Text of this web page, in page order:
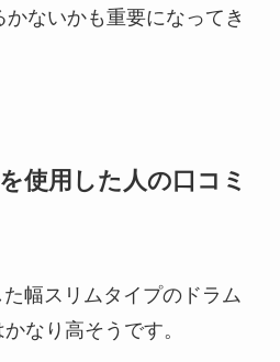
かないかも重要になってき
使用した人の口コミ
た幅スリムタイプのドラム
なり高そうです。